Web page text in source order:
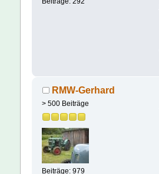
RMW-Gerhard
> 500 Beiträge
Beiträge: 979